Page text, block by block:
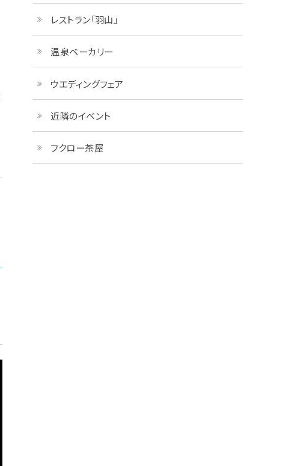
レストラン「羽山」
温泉ベーカリー
ウエディングフェア
近隣のイベント
フクロー茶屋